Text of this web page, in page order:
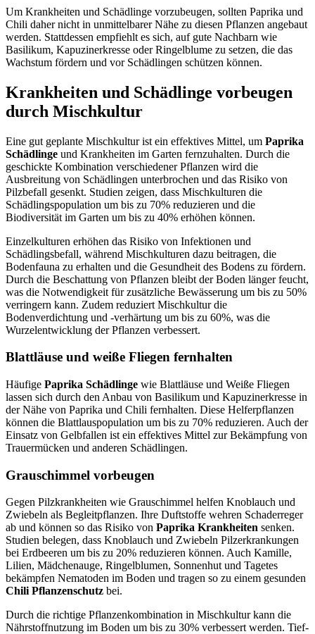
Um Krankheiten und Schädlinge vorzubeugen, sollten Paprika und
Chili daher nicht in unmittelbarer Nähe zu diesen Pflanzen angebaut
werden. Stattdessen empfiehlt es sich, auf gute Nachbarn wie
Basilikum, Kapuzinerkresse oder Ringelblume zu setzen, die das
Wachstum fördern und vor Schädlingen schützen können.
Krankheiten und Schädlinge vorbeugen
durch Mischkultur
Eine gut geplante Mischkultur ist ein effektives Mittel, um Paprika
Schädlinge und Krankheiten im Garten fernzuhalten. Durch die
geschickte Kombination verschiedener Pflanzen wird die
Ausbreitung von Schädlingen unterbrochen und das Risiko von
Pilzbefall gesenkt. Studien zeigen, dass Mischkulturen die
Schädlingspopulation um bis zu 70% reduzieren und die
Biodiversität im Garten um bis zu 40% erhöhen können.
Einzelkulturen erhöhen das Risiko von Infektionen und
Schädlingsbefall, während Mischkulturen dazu beitragen, die
Bodenfauna zu erhalten und die Gesundheit des Bodens zu fördern.
Durch die Beschattung von Pflanzen bleibt der Boden länger feucht,
was die Notwendigkeit für zusätzliche Bewässerung um bis zu 50%
verringern kann. Zudem reduziert Mischkultur die
Bodenverdichtung und -verhärtung um bis zu 60%, was die
Wurzelentwicklung der Pflanzen verbessert.
Blattläuse und weiße Fliegen fernhalten
Häufige Paprika Schädlinge wie Blattläuse und Weiße Fliegen
lassen sich durch den Anbau von Basilikum und Kapuzinerkresse in
der Nähe von Paprika und Chili fernhalten. Diese Helferpflanzen
können die Blattlauspopulation um bis zu 70% reduzieren. Auch der
Einsatz von Gelbfallen ist ein effektives Mittel zur Bekämpfung von
Trauermücken und anderen Schädlingen.
Grauschimmel vorbeugen
Gegen Pilzkrankheiten wie Grauschimmel helfen Knoblauch und
Zwiebeln als Begleitpflanzen. Ihre Duftstoffe wehren Schaderreger
ab und können so das Risiko von Paprika Krankheiten senken.
Studien belegen, dass Knoblauch und Zwiebeln Pilzerkrankungen
bei Erdbeeren um bis zu 20% reduzieren können. Auch Kamille,
Lilien, Mädchenauge, Ringelblumen, Sonnenhut und Tagetes
bekämpfen Nematoden im Boden und tragen so zu einem gesunden
Chili Pflanzenschutz bei.
Durch die richtige Pflanzenkombination in Mischkultur kann die
Nährstoffnutzung im Boden um bis zu 30% verbessert werden. Tief-